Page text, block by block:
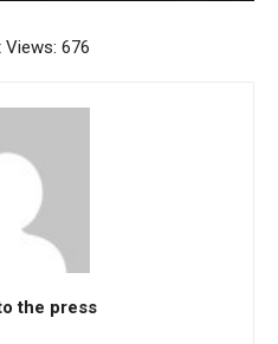
Views: 676
the press